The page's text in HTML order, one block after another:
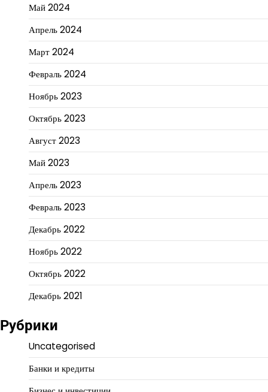
Май 2024
Апрель 2024
Март 2024
Февраль 2024
Ноябрь 2023
Октябрь 2023
Август 2023
Май 2023
Апрель 2023
Февраль 2023
Декабрь 2022
Ноябрь 2022
Октябрь 2022
Декабрь 2021
Рубрики
Uncategorised
Банки и кредиты